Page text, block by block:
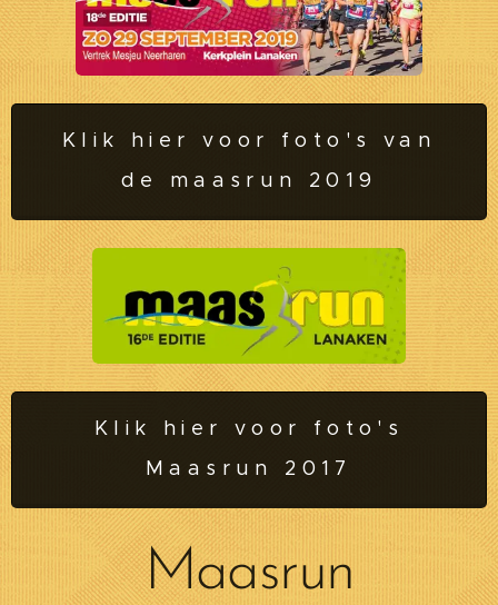
Klik hier voor foto's van
de maasrun 2019
Klik hier voor foto's
Maasrun 2017
Maasrun